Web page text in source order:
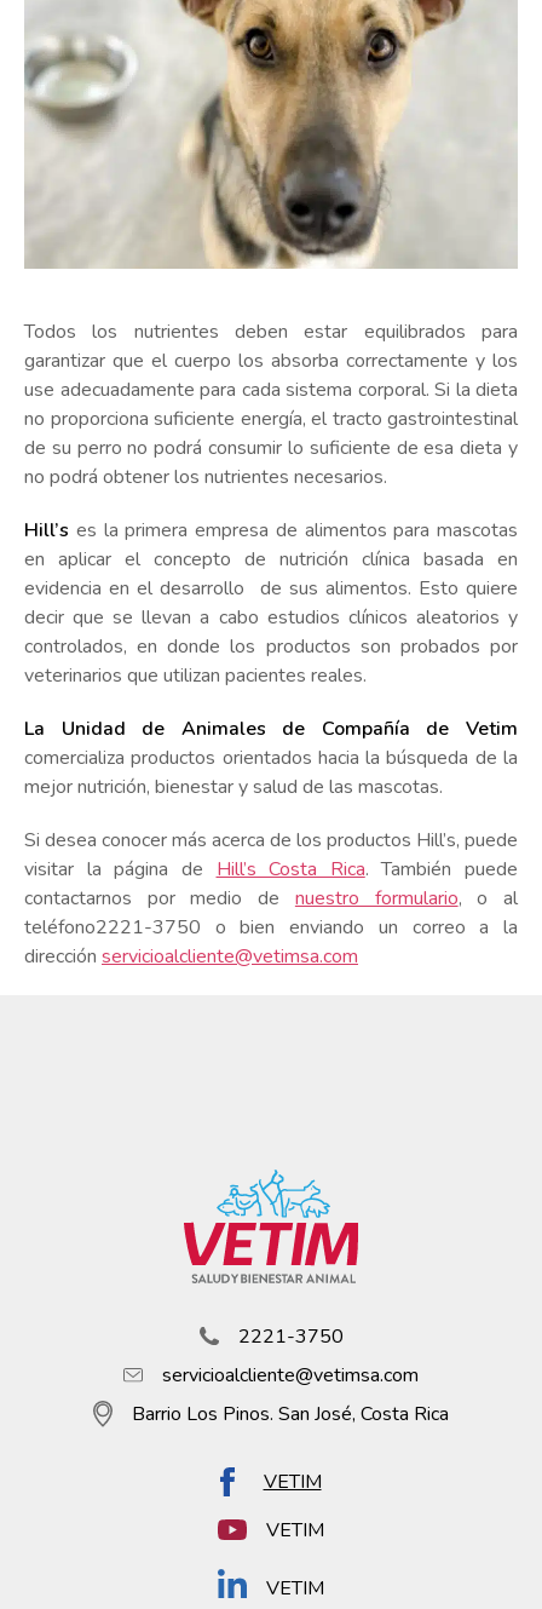
Todos los nutrientes deben estar equilibrados para
garantizar que el cuerpo los absorba correctamente y los
use adecuadamente para cada sistema corporal. Si la dieta
no proporciona suficiente energía, el tracto gastrointestinal
de su perro no podrá consumir lo suficiente de esa dieta y
no podrá obtener los nutrientes necesarios.
Hill’s es la primera empresa de alimentos para mascotas
en aplicar el concepto de nutrición clínica basada en
evidencia en el desarrollo de sus alimentos. Esto quiere
decir que se llevan a cabo estudios clínicos aleatorios y
controlados, en donde los productos son probados por
veterinarios que utilizan pacientes reales.
La Unidad de Animales de Compañía de Vetim
comercializa productos orientados hacia la búsqueda de la
mejor nutrición, bienestar y salud de las mascotas.
Si desea conocer más acerca de los productos Hill’s, puede
visitar la página de Hill’s Costa Rica. También puede
contactarnos por medio de nuestro formulario, o al
teléfono2221-3750 o bien enviando un correo a la
dirección servicioalcliente@vetimsa.com
2221-3750
servicioalcliente@vetimsa.com
Barrio Los Pinos. San José, Costa Rica
VETIM
VETIM
VETIM